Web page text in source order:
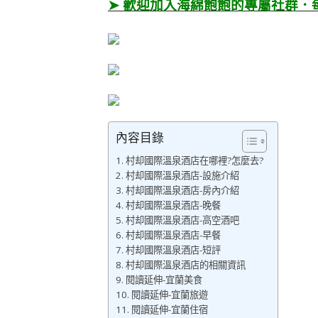
➤ 歡迎加入海綿飽飽的專屬社群．
內容目錄
村却國際溫泉酒店在哪裡?怎麼去?
村却國際溫泉酒店-設施介紹
村却國際溫泉酒店-房內介紹
村却國際溫泉酒店-晚餐
村却國際溫泉酒店-高空酒吧
村却國際溫泉酒店-早餐
村却國際溫泉酒店-短評
村却國際溫泉酒店的相關資訊
閱讀延伸-宜蘭美食
閱讀延伸-宜蘭旅遊
閱讀延伸-宜蘭住宿